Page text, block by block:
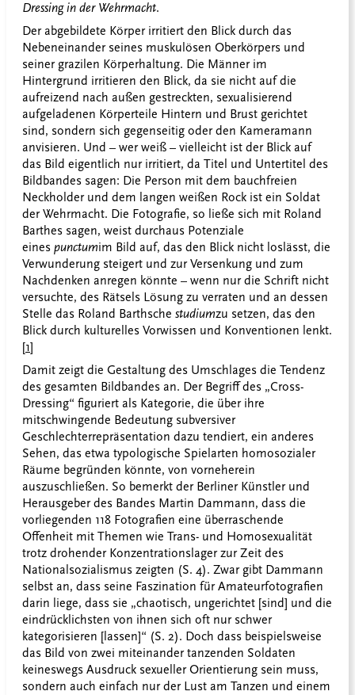
Dressing in der Wehrmacht.
Der abgebildete Körper irritiert den Blick durch das
Nebeneinander seines muskulösen Oberkörpers und
seiner grazilen Körperhaltung. Die Männer im
Hintergrund irritieren den Blick, da sie nicht auf die
aufreizend nach außen gestreckten, sexualisierend
aufgeladenen Körperteile Hintern und Brust gerichtet
sind, sondern sich gegenseitig oder den Kameramann
anvisieren. Und – wer weiß – vielleicht ist der Blick auf
das Bild eigentlich nur irritiert, da Titel und Untertitel des
Bildbandes sagen: Die Person mit dem bauchfreien
Neckholder und dem langen weißen Rock ist ein Soldat
der Wehrmacht. Die Fotografie, so ließe sich mit Roland
Barthes sagen, weist durchaus Potenziale
eines punctumim Bild auf, das den Blick nicht loslässt, die
Verwunderung steigert und zur Versenkung und zum
Nachdenken anregen könnte – wenn nur die Schrift nicht
versuchte, des Rätsels Lösung zu verraten und an dessen
Stelle das Roland Barthsche studiumzu setzen, das den
Blick durch kulturelles Vorwissen und Konventionen lenkt.
[1]
Damit zeigt die Gestaltung des Umschlages die Tendenz
des gesamten Bildbandes an. Der Begriff des „Cross-
Dressing“ figuriert als Kategorie, die über ihre
mitschwingende Bedeutung subversiver
Geschlechterrepräsentation dazu tendiert, ein anderes
Sehen, das etwa typologische Spielarten homosozialer
Räume begründen könnte, von vorneherein
auszuschließen. So bemerkt der Berliner Künstler und
Herausgeber des Bandes Martin Dammann, dass die
vorliegenden 118 Fotografien eine überraschende
Offenheit mit Themen wie Trans- und Homosexualität
trotz drohender Konzentrationslager zur Zeit des
Nationalsozialismus zeigten (S. 4). Zwar gibt Dammann
selbst an, dass seine Faszination für Amateurfotografien
darin liege, dass sie „chaotisch, ungerichtet [sind] und die
eindrücklichsten von ihnen sich oft nur schwer
kategorisieren [lassen]“ (S. 2). Doch dass beispielsweise
das Bild von zwei miteinander tanzenden Soldaten
keineswegs Ausdruck sexueller Orientierung sein muss,
sondern auch einfach nur der Lust am Tanzen und einem